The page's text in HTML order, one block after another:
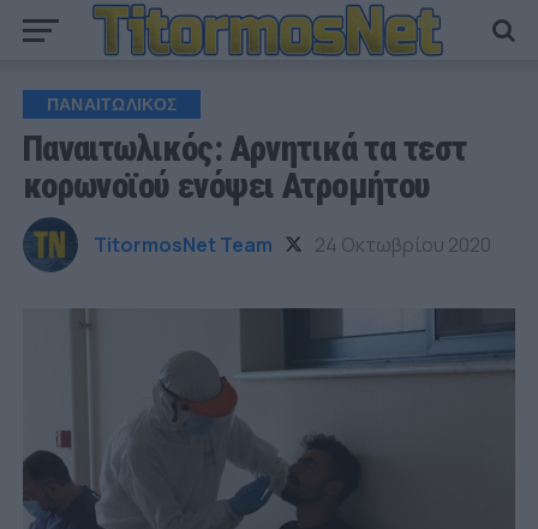
ΠΑΝΑΙΤΩΛΙΚΟΣ
Παναιτωλικός: Αρνητικά τα τεστ
κορωνοϊού ενόψει Ατρομήτου
TitormosNet Team 24 Οκτωβρίου 2020